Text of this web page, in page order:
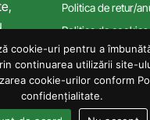
Politica de retur/
Politica de cookies
Poltica de
Termeni și Condiții
cookie-uri pentru a
continuarea utilizării site-
cookie-urilor conform
confidențialitate.